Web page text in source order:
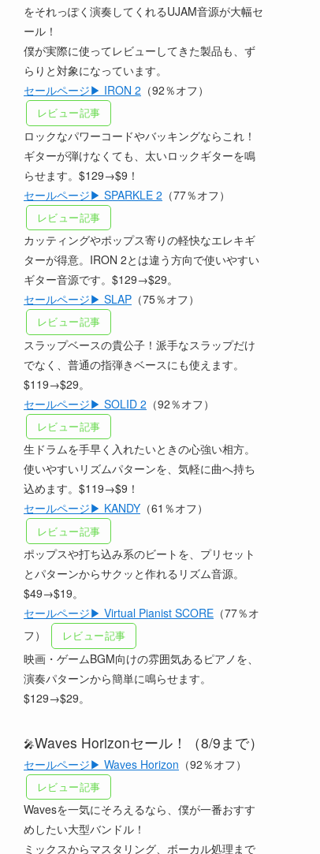
をそれっぽく演奏してくれるUJAM音源が大幅セ
ール！
僕が実際に使ってレビューしてきた製品も、ず
らりと対象になっています。
セールページ▶ IRON 2 （92％オフ）
レビュー記事
ロックなパワーコードやバッキングならこれ！
ギターが弾けなくても、太いロックギターを鳴
らせます。$129→$9！
セールページ▶ SPARKLE 2 （77％オフ）
レビュー記事
カッティングやポップス寄りの軽快なエレキギ
ターが得意。IRON 2とは違う方向で使いやすい
ギター音源です。$129→$29。
セールページ▶ SLAP （75％オフ）
レビュー記事
スラップベースの貴公子！派手なスラップだけ
でなく、普通の指弾きベースにも使えます。
$119→$29。
セールページ▶ SOLID 2 （92％オフ）
レビュー記事
生ドラムを手早く入れたいときの心強い相方。
使いやすいリズムパターンを、気軽に曲へ持ち
込めます。$119→$9！
セールページ▶ KANDY （61％オフ）
レビュー記事
ポップスや打ち込み系のビートを、プリセット
とパターンからサクッと作れるリズム音源。
$49→$19。
セールページ▶ Virtual Pianist SCORE （77％オ
フ）
レビュー記事
映画・ゲームBGM向けの雰囲気あるピアノを、
演奏パターンから簡単に鳴らせます。
$129→$29。
🎤Waves Horizonセール！（8/9まで）
セールページ▶ Waves Horizon （92％オフ）
レビュー記事
Wavesを一気にそろえるなら、僕が一番おすす
めしたい大型バンドル！
ミックスからマスタリング、ボーカル処理まで